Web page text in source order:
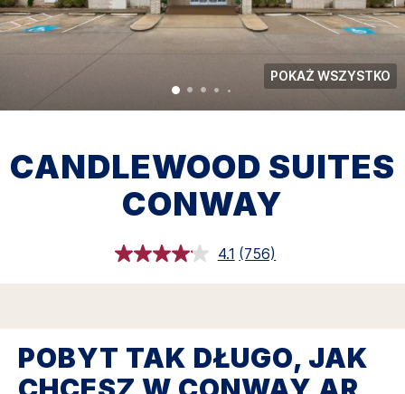
POKAŻ WSZYSTKO
CANDLEWOOD SUITES
CONWAY
4.1 Czytaj
Recenzji.
tej
samej
strony.
(756)
POBYT TAK DŁUGO, JAK